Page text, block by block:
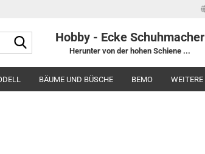
Suche...Hobby - Ecke Schuhmacher
Herunter von der hohen Schiene ...
BÄUME UND BÜSCHE BEMO WEITERE